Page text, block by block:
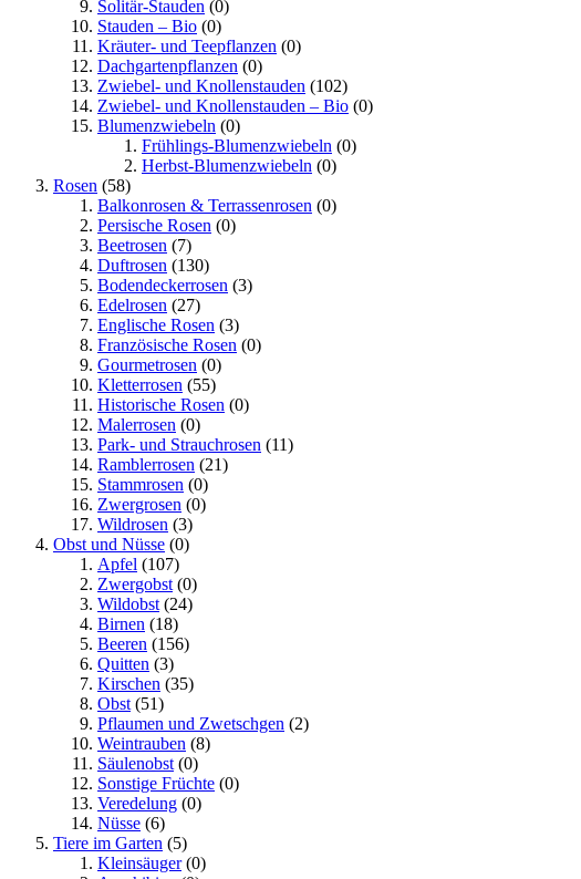
Solitär-Stauden (0)
Stauden – Bio (0)
Kräuter- und Teepflanzen (0)
Dachgartenpflanzen (0)
Zwiebel- und Knollenstauden (102)
Zwiebel- und Knollenstauden – Bio (0)
Blumenzwiebeln (0)
Frühlings-Blumenzwiebeln (0)
Herbst-Blumenzwiebeln (0)
Rosen (58)
Balkonrosen & Terrassenrosen (0)
Persische Rosen (0)
Beetrosen (7)
Duftrosen (130)
Bodendeckerrosen (3)
Edelrosen (27)
Englische Rosen (3)
Französische Rosen (0)
Gourmetrosen (0)
Kletterrosen (55)
Historische Rosen (0)
Malerrosen (0)
Park- und Strauchrosen (11)
Ramblerrosen (21)
Stammrosen (0)
Zwergrosen (0)
Wildrosen (3)
Obst und Nüsse (0)
Apfel (107)
Zwergobst (0)
Wildobst (24)
Birnen (18)
Beeren (156)
Quitten (3)
Kirschen (35)
Obst (51)
Pflaumen und Zwetschgen (2)
Weintrauben (8)
Säulenobst (0)
Sonstige Früchte (0)
Veredelung (0)
Nüsse (6)
Tiere im Garten (5)
Kleinsäuger(0)